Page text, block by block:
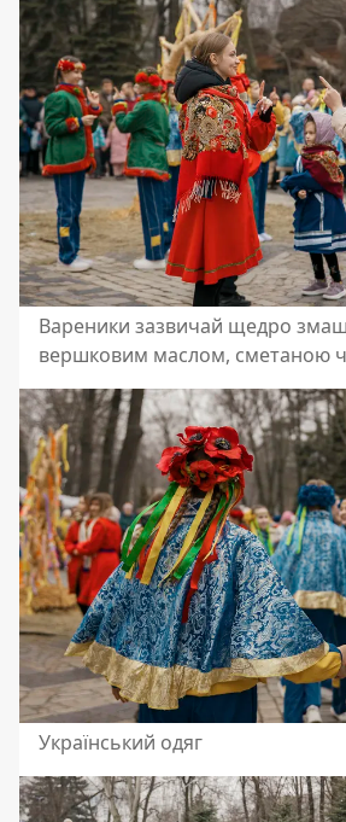
Вареники зазвичай щедро
вершковим маслом, сметаною
Український одяг